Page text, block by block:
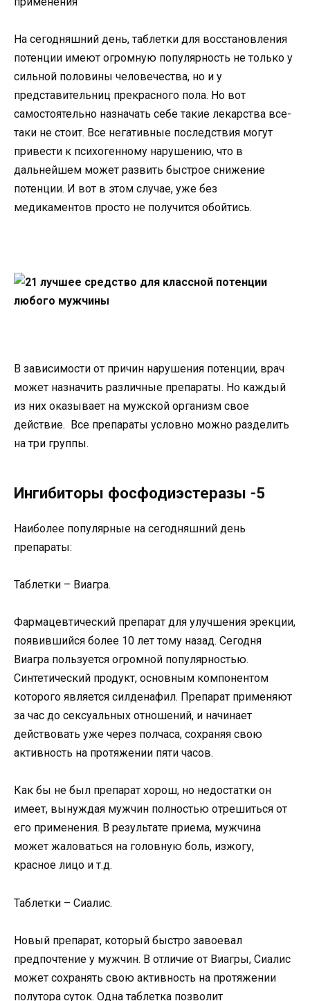
На сегодняшний день, таблетки для восстановления
потенции имеют огромную популярность не только у
сильной половины человечества, но и у
представительниц прекрасного пола. Но вот
самостоятельно назначать себе такие лекарства все-
таки не стоит. Все негативные последствия могут
привести к психогенному нарушению, что в
дальнейшем может развить быстрое снижение
потенции. И вот в этом случае, уже без
медикаментов просто не получится обойтись.
В зависимости от причин нарушения потенции, врач
может назначить различные препараты. Но каждый
из них оказывает на мужской организм свое
действие. Все препараты условно можно разделить
на три группы.
Ингибиторы фосфодиэстеразы -5
Наиболее популярные на сегодняшний день
препараты:
Таблетки – Виагра.
Фармацевтический препарат для улучшения эрекции,
появившийся более 10 лет тому назад. Сегодня
Виагра пользуется огромной популярностью.
Синтетический продукт, основным компонентом
которого является силденафил. Препарат применяют
за час до сексуальных отношений, и начинает
действовать уже через полчаса, сохраняя свою
активность на протяжении пяти часов.
Как бы не был препарат хорош, но недостатки он
имеет, вынуждая мужчин полностью отрешиться от
его применения. В результате приема, мужчина
может жаловаться на головную боль, изжогу,
красное лицо и т.д.
Таблетки – Сиалис.
Новый препарат, который быстро завоевал
предпочтение у мужчин. В отличие от Виагры, Сиалис
может сохранять свою активность на протяжении
полутора суток. Одна таблетка позволит